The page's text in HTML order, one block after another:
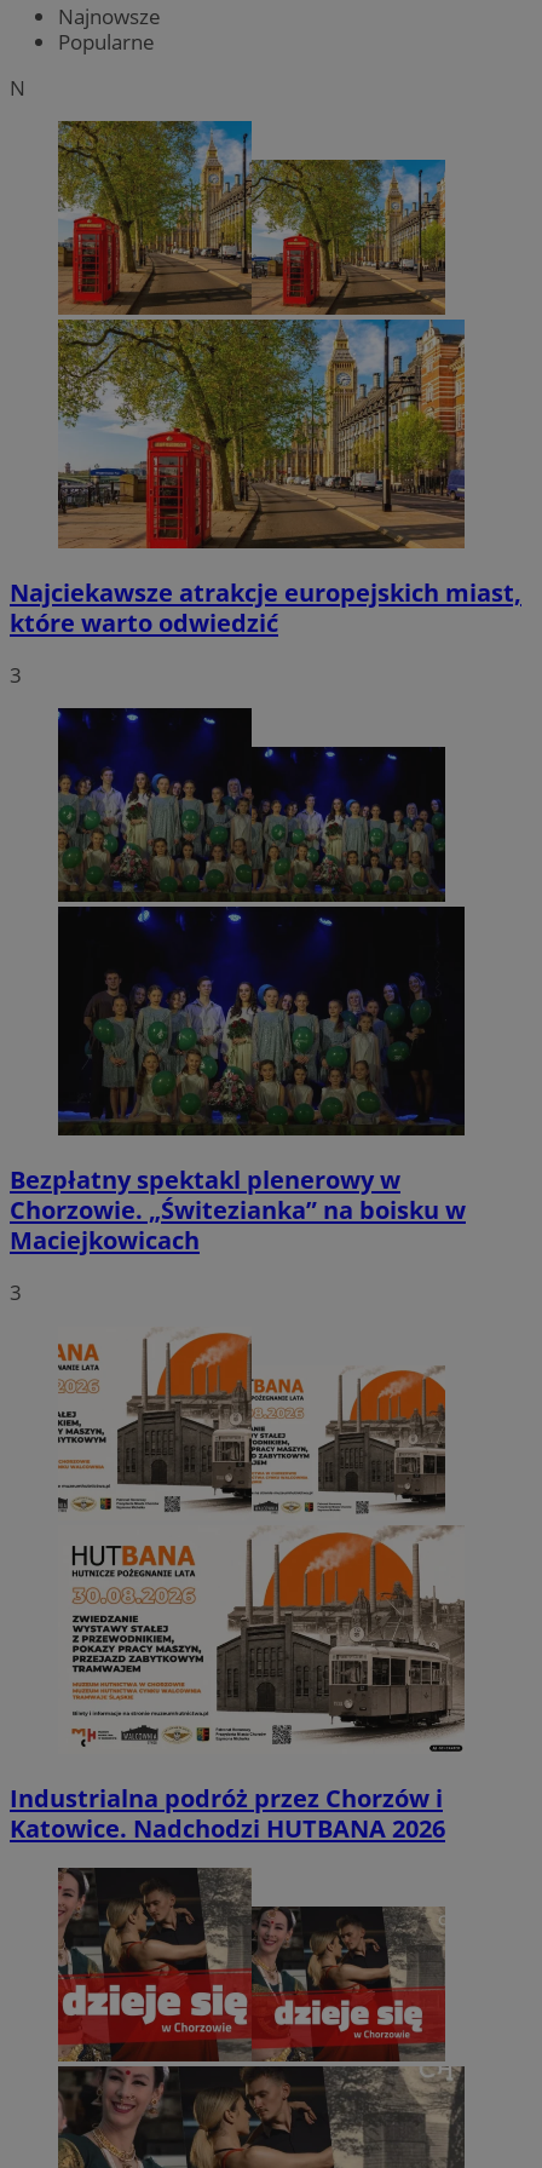
Najnowsze
Popularne
N
Najciekawsze atrakcje europejskich miast,
które warto odwiedzić
3
Bezpłatny spektakl plenerowy w
Chorzowie. „Świtezianka” na boisku w
Maciejkowicach
3
Industrialna podróż przez Chorzów i
Katowice. Nadchodzi HUTBANA 2026